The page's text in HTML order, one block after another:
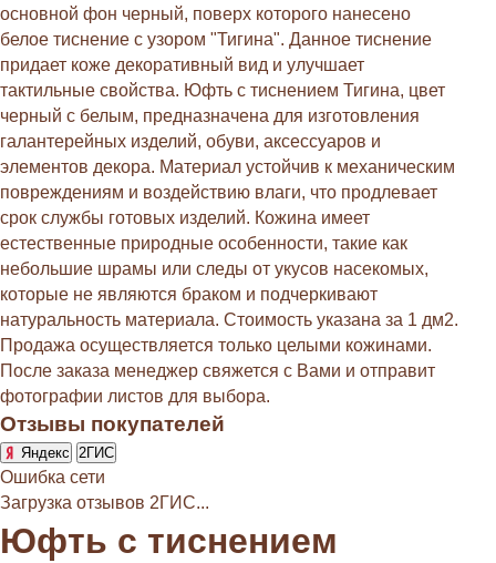
основной фон черный, поверх которого нанесено
белое тиснение с узором "Тигина". Данное тиснение
придает коже декоративный вид и улучшает
тактильные свойства. Юфть с тиснением Тигина, цвет
черный с белым, предназначена для изготовления
галантерейных изделий, обуви, аксессуаров и
элементов декора. Материал устойчив к механическим
повреждениям и воздействию влаги, что продлевает
срок службы готовых изделий. Кожина имеет
естественные природные особенности, такие как
небольшие шрамы или следы от укусов насекомых,
которые не являются браком и подчеркивают
натуральность материала. Стоимость указана за 1 дм2.
Продажа осуществляется только целыми кожинами.
После заказа менеджер свяжется с Вами и отправит
фотографии листов для выбора.
Отзывы покупателей
Яндекс 2ГИС
Ошибка сети
Загрузка отзывов 2ГИС...
Юфть с тиснением